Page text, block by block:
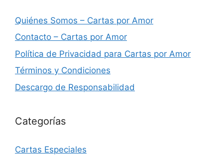
Quiénes Somos – Cartas por Amor
Contacto – Cartas por Amor
Política de Privacidad para Cartas por Amor
Términos y Condiciones
Descargo de Responsabilidad
Categorías
Cartas Especiales